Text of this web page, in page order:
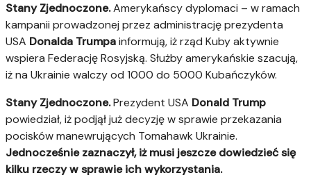
Stany Zjednoczone.Amerykańscy dyplomaci – w ramach
kampanii prowadzonej przez administrację prezydenta
USA Donalda Trumpainformują, iż rząd Kuby aktywnie
wspiera Federację Rosyjską. Służby amerykańskie szacują,
iż na Ukrainie walczy od 1000 do 5000 Kubańczyków.
Stany Zjednoczone.Prezydent USA Donald Trump
powiedział, iż podjął już decyzję w sprawie przekazania
pocisków manewrujących Tomahawk Ukrainie.
Jednocześnie zaznaczył, iż musi jeszcze dowiedzieć się
kilku rzeczy w sprawie ich wykorzystania.